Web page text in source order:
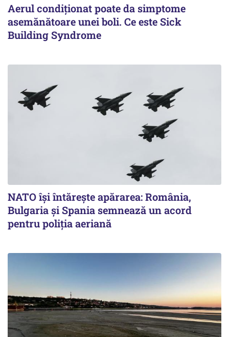
Aerul condiționat poate da simptome
asemănătoare unei boli. Ce este Sick
Building Syndrome
NATO își întărește apărarea: România,
Bulgaria și Spania semnează un acord
pentru poliția aeriană